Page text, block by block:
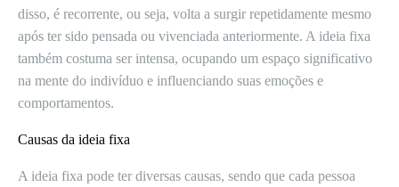
disso, é recorrente, ou seja, volta a surgir repetidamente mesmo
após ter sido pensada ou vivenciada anteriormente. A ideia fixa
também costuma ser intensa, ocupando um espaço significativo
na mente do indivíduo e influenciando suas emoções e
comportamentos.
Causas da ideia fixa
A ideia fixa pode ter diversas causas, sendo que cada pessoa